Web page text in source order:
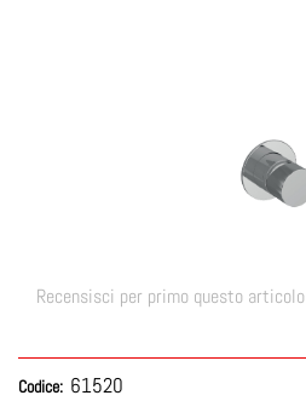
Recensisci per primo questo articolo
Codice: 61520